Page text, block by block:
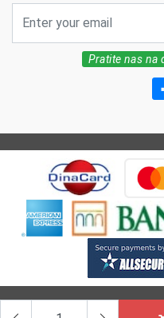
Pratite nas na